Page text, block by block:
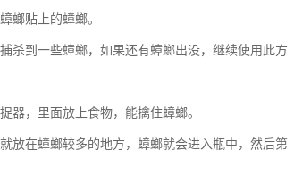
螂贴上的蟑螂。
杀到一些蟑螂，如果还有蟑螂出没，继续使用此方
器，里面放上食物，能擒住蟑螂。
放在蟑螂较多的地方，蟑螂就会进入瓶中，然后第